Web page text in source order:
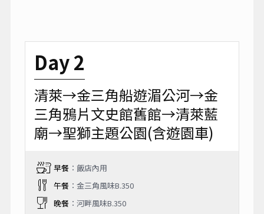
Day 2
清萊→金三角船遊湄公河→金
三角鴉片文史館舊館→清萊藍
廟→聖獅主題公園(含遊園車)
早餐：飯店內用
午餐：金三角風味B.350
晚餐：河畔風味B.350